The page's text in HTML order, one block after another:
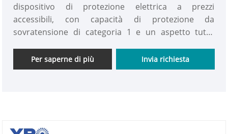
dispositivo di protezione elettrica a prezzi
accessibili, con capacità di protezione da
sovratensione di categoria 1 e un aspetto tutto
sovratensione sostituibile, per fornire protezione da
lampo di base e affidabile per i sistemi DC a 600 V
Per saperne di più Invia richiesta